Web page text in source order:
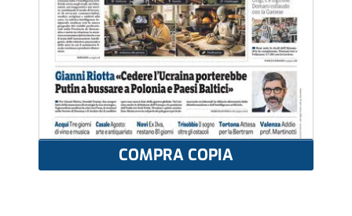
COMPRA COPIA